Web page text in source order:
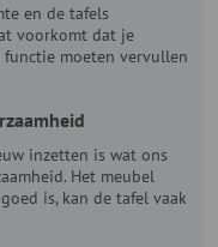
en de tafels
voorkomt dat je
moeten vervullen
inzetten is wat ons
Het meubel
is, kan de tafel vaak